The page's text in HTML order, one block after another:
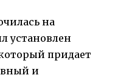
на
установлен
придает
и